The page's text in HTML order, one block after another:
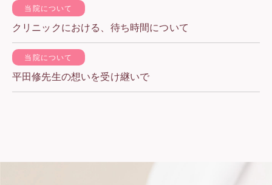
当院について
クリニックにおける、待ち時間について
当院について
平田修先生の想いを受け継いで